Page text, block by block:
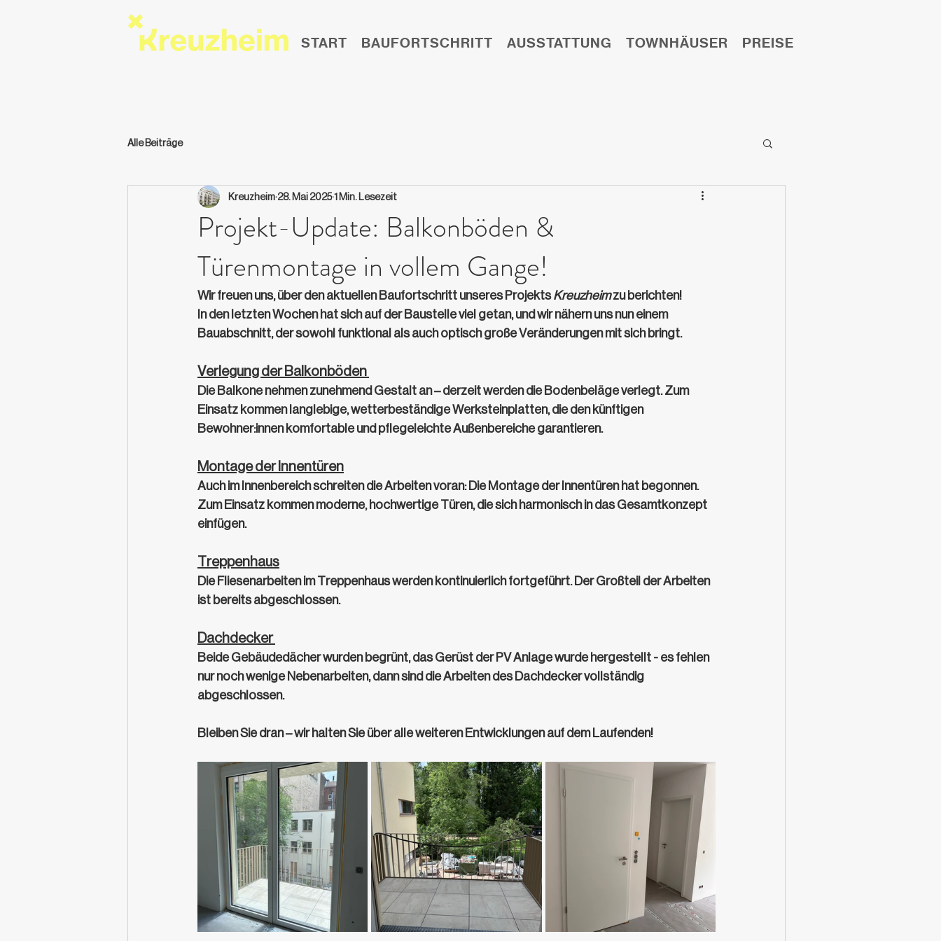
START BAUFORTSCHRITT AUSSTATTUNG TOWNHÄUSER PREISE
Alle Beiträge
Projekt-Update: Balkonböden &
Türenmontage in vollem Gange!
Kreuzheim 28. Mai 20251 Min. Lesezeit
Wir freuen uns, über den aktuellen Baufortschritt unseres Projekts Kreuzheim zu berichten!
In den letzten Wochen hat sich auf der Baustelle viel getan, und wir nähern uns nun einem
Bauabschnitt, der sowohl funktional als auch optisch große Veränderungen mit sich bringt.
Verlegung der Balkonböden
Die Balkone nehmen zunehmend Gestalt an – derzeit werden die Bodenbeläge verlegt. Zum
Einsatz kommen langlebige, wetterbeständige Werksteinplatten, die den künftigen
Bewohner:innen komfortable und pflegeleichte Außenbereiche garantieren.
Montage der Innentüren
Auch im Innenbereich schreiten die Arbeiten voran: Die Montage der Innentüren hat begonnen.
Zum Einsatz kommen moderne, hochwertige Türen, die sich harmonisch in das Gesamtkonzept
einfügen.
Treppenhaus
Die Fliesenarbeiten im Treppenhaus werden kontinuierlich fortgeführt. Der Großteil der Arbeiten
ist bereits abgeschlossen.
Dachdecker
Beide Gebäudedächer wurden begrünt, das Gerüst der PV Anlage wurde hergestellt - es fehlen
nur noch wenige Nebenarbeiten, dann sind die Arbeiten des Dachdecker vollständig
abgeschlossen.
Bleiben Sie dran – wir halten Sie über alle weiteren Entwicklungen auf dem Laufenden!